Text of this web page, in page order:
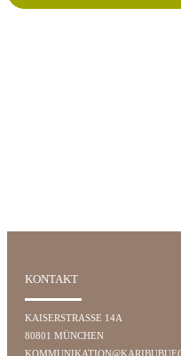
KONTAKT
KAISERSTRASSE 14A
80801 MÜNCHEN